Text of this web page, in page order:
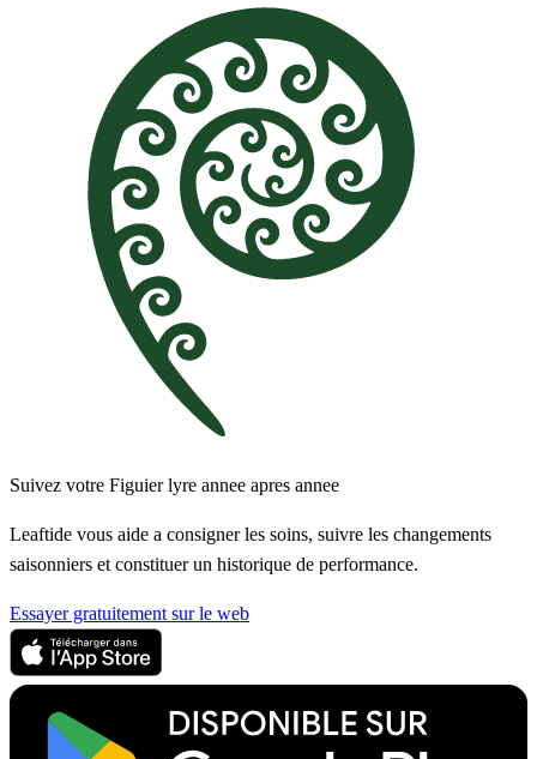
Suivez votre Figuier lyre annee apres annee
Leaftide vous aide a consigner les soins, suivre les changements
saisonniers et constituer un historique de performance.
Essayer gratuitement sur le web